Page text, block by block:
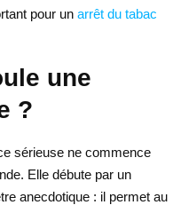
pour un arrêt du tabac
une
?
sérieuse ne commence
Elle débute par un
anecdotique : il permet au